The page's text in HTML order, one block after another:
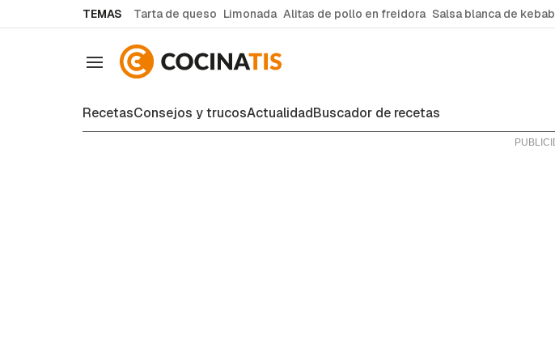
TEMAS Tarta de queso Limonada Alitas de pollo en freidora Salsa blanca de kebab
Navegación
RecetasConsejos y trucosActualidadBuscador de recetas